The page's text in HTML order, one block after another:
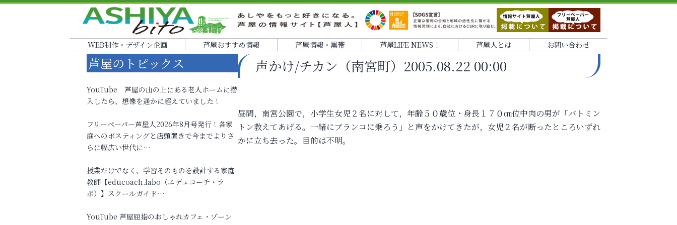
WEB制作・デザイン企画 芦屋おすすめ情報 芦屋情報・黒帯 芦屋LIFE NEWS！ 芦屋人とは お問い合わせ
声かけ/チカン（南宮町）2005.08.22 00:00
昼間，南宮公園で，小学生女児２名に対して，年齢５０歳位・身長１７０㎝位中肉の男が「バトミン
トン教えてあげる。一緒にブランコに乗ろう」と声をかけてきたが，女児２名が断ったところいずれ
かに立ち去った。目的は不明。
芦屋のトピックス
YouTube 芦屋の山の上にある老人ホームに潜
入したら、想像を遥かに超えていました！
フリーペーパー芦屋人2026年8月号発行！各家
庭へのポスティングと店頭置きで今までよりさ
らに幅広い世代に…
授業だけでなく、学習そのものを設計する家庭
教師【educoach.labo（エデュコーチ・ラ
ボ）】スクールガイド…
YouTube 芦屋屈指のおしゃれカフェ・ゾーン